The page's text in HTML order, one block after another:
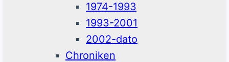
1974-1993
1993-2001
2002-dato
Chroniken